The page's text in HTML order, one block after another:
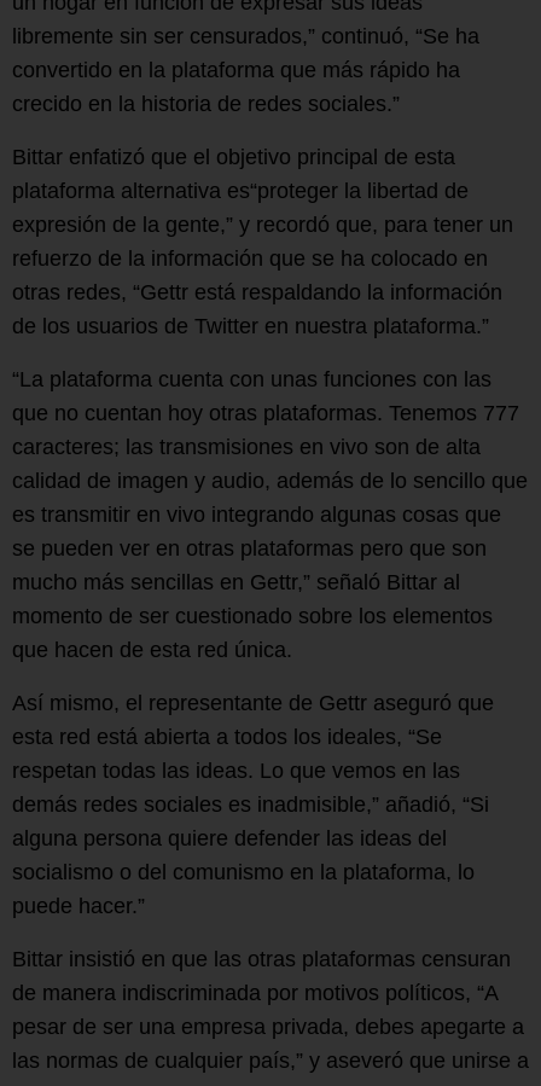
libremente sin ser censurados,” continuó, “Se ha
convertido en la plataforma que más rápido ha
crecido en la historia de redes sociales.”
Bittar enfatizó que el objetivo principal de esta
plataforma alternativa es“proteger la libertad de
expresión de la gente,” y recordó que, para tener un
refuerzo de la información que se ha colocado en
otras redes, “Gettr está respaldando la información
de los usuarios de Twitter en nuestra plataforma.”
“La plataforma cuenta con unas funciones con las
que no cuentan hoy otras plataformas. Tenemos 777
caracteres; las transmisiones en vivo son de alta
calidad de imagen y audio, además de lo sencillo que
es transmitir en vivo integrando algunas cosas que
se pueden ver en otras plataformas pero que son
mucho más sencillas en Gettr,” señaló Bittar al
momento de ser cuestionado sobre los elementos
que hacen de esta red única.
Así mismo, el representante de Gettr aseguró que
esta red está abierta a todos los ideales, “Se
respetan todas las ideas. Lo que vemos en las
demás redes sociales es inadmisible,” añadió, “Si
alguna persona quiere defender las ideas del
socialismo o del comunismo en la plataforma, lo
puede hacer.”
Bittar insistió en que las otras plataformas censuran
de manera indiscriminada por motivos políticos, “A
pesar de ser una empresa privada, debes apegarte a
las normas de cualquier país,” y aseveró que unirse a